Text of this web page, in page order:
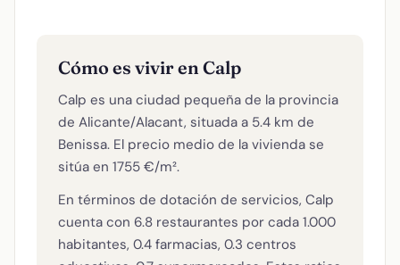
Cómo es vivir en Calp
Calp es una ciudad pequeña de la provincia
de Alicante/Alacant, situada a 5.4 km de
Benissa. El precio medio de la vivienda se
sitúa en 1755 €/m².
En términos de dotación de servicios, Calp
cuenta con 6.8 restaurantes por cada 1.000
habitantes, 0.4 farmacias, 0.3 centros